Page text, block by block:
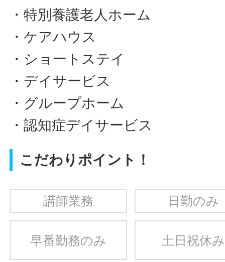
・特別養護老人ホーム
・ケアハウス
・ショートステイ
・デイサービス
・グループホーム
・認知症デイサービス
こだわりポイント！
講師業務 日勤のみ
早番勤務のみ 土日祝休み